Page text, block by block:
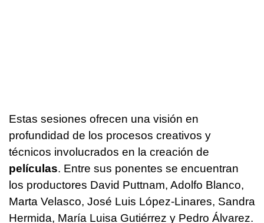
Estas sesiones ofrecen una visión en
profundidad de los procesos creativos y
técnicos involucrados en la creación de
películas. Entre sus ponentes se encuentran
los productores David Puttnam, Adolfo Blanco,
Marta Velasco, José Luis López-Linares, Sandra
Hermida, María Luisa Gutiérrez y Pedro Álvarez.